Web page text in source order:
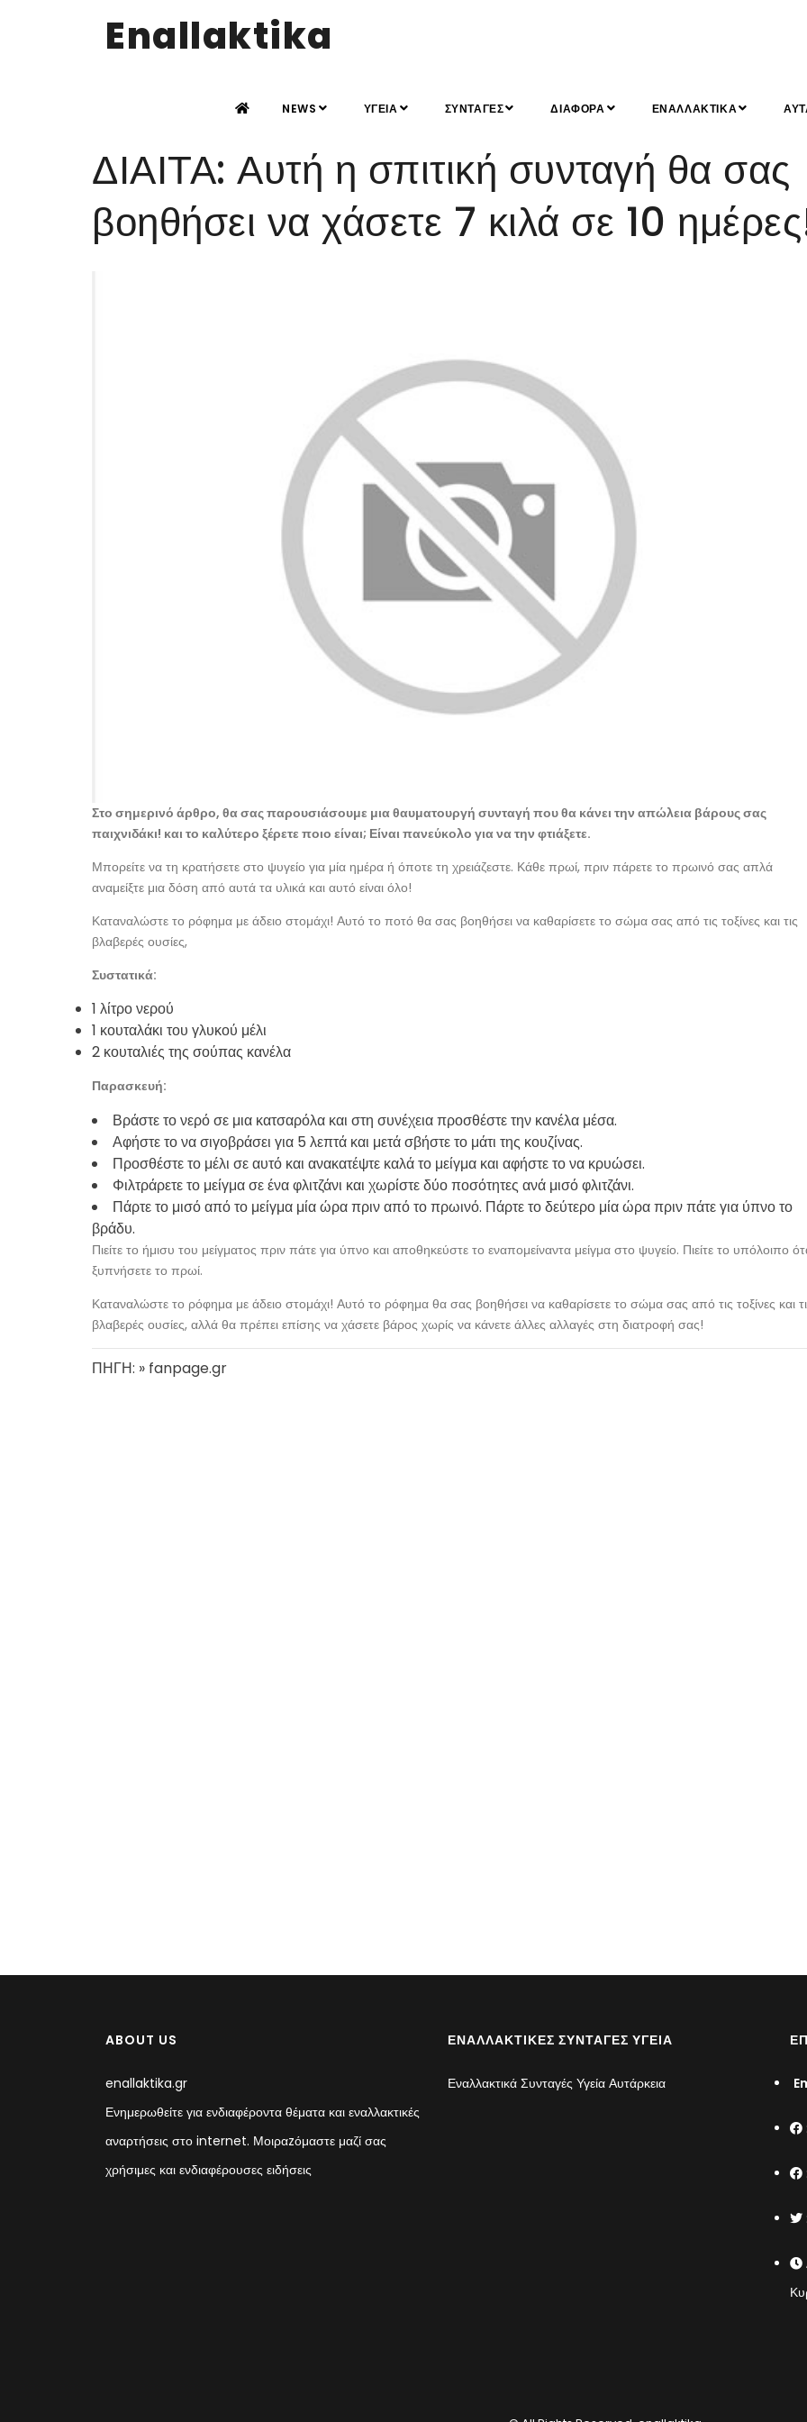
Enallaktika
NEWS ΥΓΕΙΑ ΣΥΝΤΑΓΕΣ ΔΙΑΦΟΡΑ ΕΝΑΛΛΑΚΤΙΚΑ
ΔΙΑΙΤΑ: Αυτή η σπιτική συνταγή θα σας
βοηθήσει να χάσετε 7 κιλά σε 10
Στο σημερινό άρθρο, θα σας παρουσιάσουμε μια θαυματουργή συνταγή που θα κάνει την απώλεια βάρους σας
παιχνιδάκι! και το καλύτερο ξέρετε ποιο είναι; Είναι πανεύκολο για να την φτιάξετε.
Μπορείτε να τη κρατήσετε στο ψυγείο για μία ημέρα ή όποτε τη χρειάζεστε. Κάθε πρωί, πριν πάρετε το πρωινό σας απλά
αναμείξτε μια δόση από αυτά τα υλικά και αυτό είναι όλο!
Καταναλώστε το ρόφημα με άδειο στομάχι! Αυτό το ποτό θα σας βοηθήσει να καθαρίσετε το σώμα σας από τις τοξίνες και τις
βλαβερές ουσίες,
Συστατικά:
1 λίτρο νερού
1 κουταλάκι του γλυκού μέλι
2 κουταλιές της σούπας κανέλα
Παρασκευή:
Βράστε το νερό σε μια κατσαρόλα και στη συνέχεια προσθέστε την κανέλα μέσα.
Αφήστε το να σιγοβράσει για 5 λεπτά και μετά σβήστε το μάτι της κουζίνας.
Προσθέστε το μέλι σε αυτό και ανακατέψτε καλά το μείγμα και αφήστε το να κρυώσει.
Φιλτράρετε το μείγμα σε ένα φλιτζάνι και χωρίστε δύο ποσότητες ανά μισό φλιτζάνι.
Πάρτε το μισό από το μείγμα μία ώρα πριν από το πρωινό. Πάρτε το δεύτερο μία ώρα πριν πάτε για ύπνο το
βράδυ.
Πιείτε το ήμισυ του μείγματος πριν πάτε για ύπνο και αποθηκεύστε το εναπομείναντα μείγμα στο ψυγείο. Πιείτε το υπόλοιπο
ξυπνήσετε το πρωί.
Καταναλώστε το ρόφημα με άδειο στομάχι! Αυτό το ρόφημα θα σας βοηθήσει να καθαρίσετε το σώμα σας από τις τοξίνες και
βλαβερές ουσίες, αλλά θα πρέπει επίσης να χάσετε βάρος χωρίς να κάνετε άλλες αλλαγές στη διατροφή σας!
ΠΗΓΗ: » fanpage.gr
ABOUT US
enallaktika.gr
Ενημερωθείτε για ενδιαφέροντα θέματα και εναλλακτικές
αναρτήσεις στο internet. Μοιραzόμαστε μαζί σας
χρήσιμες και ενδιαφέρουσες ειδήσεις
ΕΝΑΛΛΑΚΤΙΚΈΣ ΣΥΝΤΑΓΈΣ ΥΓΕΊΑ
Εναλλακτικά Συνταγές Υγεία Αυτάρκεια
:
:
: